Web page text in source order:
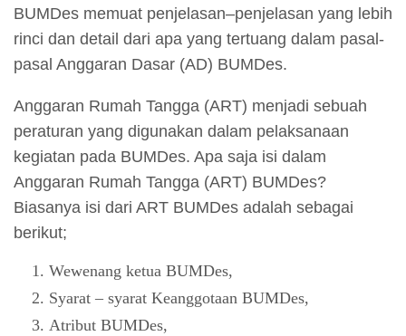
BUMDes memuat penjelasan–penjelasan yang lebih
rinci dan detail dari apa yang tertuang dalam pasal-
pasal Anggaran Dasar (AD) BUMDes.
Anggaran Rumah Tangga (ART) menjadi sebuah
peraturan yang digunakan dalam pelaksanaan
kegiatan pada BUMDes. Apa saja isi dalam
Anggaran Rumah Tangga (ART) BUMDes?
Biasanya isi dari ART BUMDes adalah sebagai
berikut;
Wewenang ketua BUMDes,
Syarat – syarat Keanggotaan BUMDes,
Atribut BUMDes,